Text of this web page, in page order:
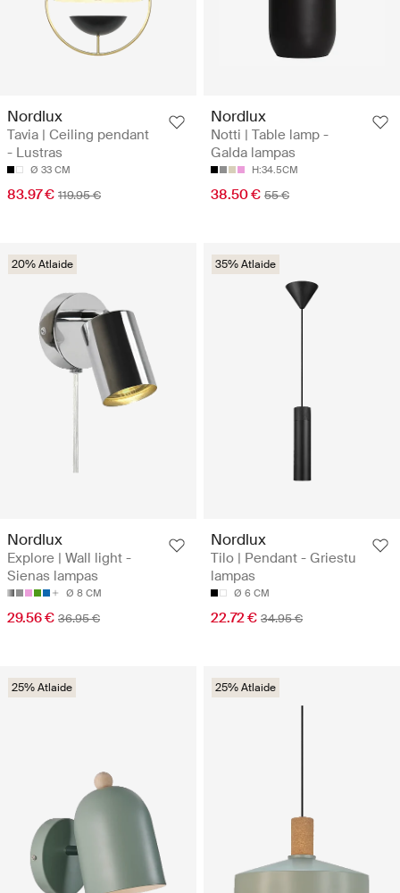
Nordlux
Tavia | Ceiling pendant
- Lustras
Ø 33 CM
83.97 € 119.95 €
Nordlux
Notti | Table lamp -
Galda lampas
H:34.5CM
38.50 € 55 €
20% Atlaide
Nordlux
Explore | Wall light -
Sienas lampas
Ø 8 CM
29.56 € 36.95 €
35% Atlaide
Nordlux
Tilo | Pendant - Griestu
lampas
Ø 6 CM
22.72 € 34.95 €
25% Atlaide 25% Atlaide